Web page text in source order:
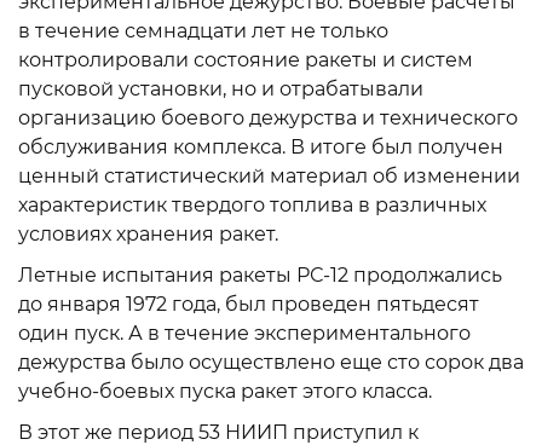
в течение семнадцати лет не только
контролировали состояние ракеты и систем
пусковой установки, но и отрабатывали
организацию боевого дежурства и технического
обслуживания комплекса. В итоге был получен
ценный статистический материал об изменении
характеристик твердого топлива в различных
условиях хранения ракет.
Летные испытания ракеты РС-12 продолжались
до января 1972 года, был проведен пятьдесят
один пуск. А в течение экспериментального
дежурства было осуществлено еще сто сорок два
учебно-боевых пуска ракет этого класса.
В этот же период 53 НИИП приступил к